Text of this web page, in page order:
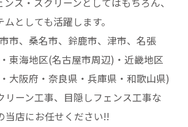
ス・スクリーンとしてはもちろん、
としても活躍します。
市、桑名市、鈴鹿市、津市、名張
東海地区(名古屋市周辺)・近畿地区
大阪府・奈良県・兵庫県・和歌山県)
リーン工事、目隠しフェンス工事な
当店にお任せください!!